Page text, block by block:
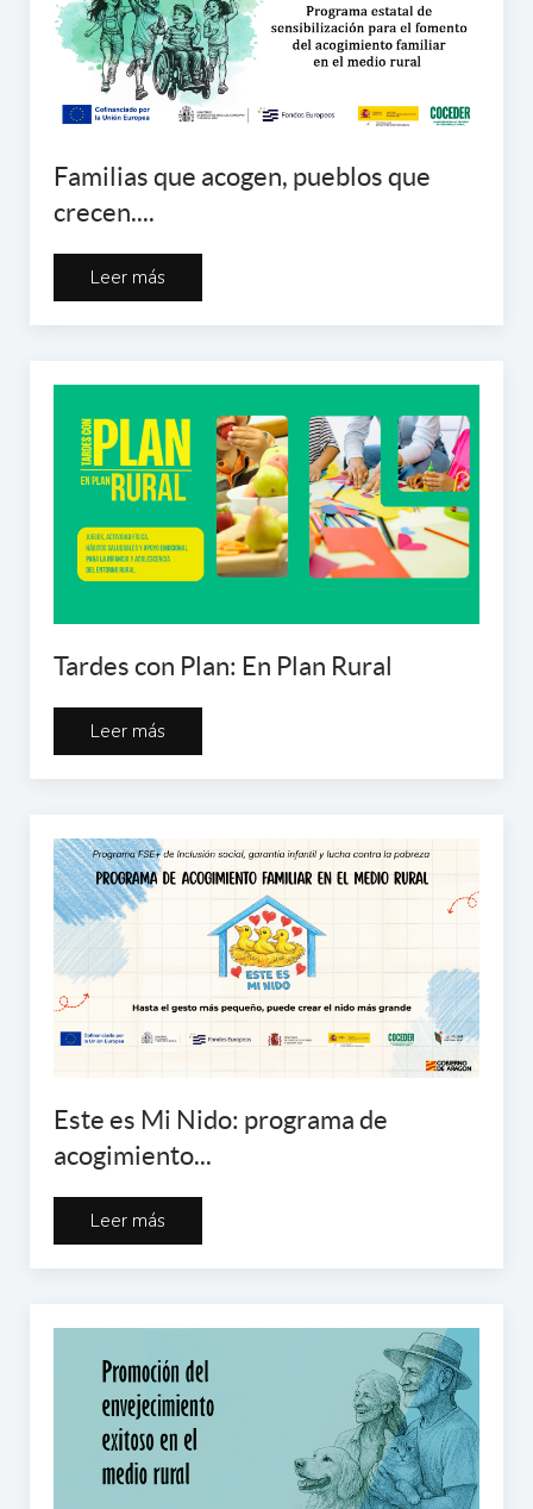
Familias que acogen, pueblos que
crecen....
Leer más
Tardes con Plan: En Plan Rural
Leer más
Este es Mi Nido: programa de
acogimiento...
Leer más